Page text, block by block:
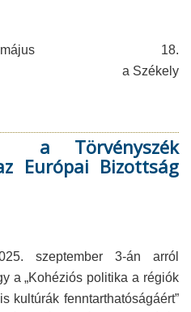
18.
a Törvényszék
Európai Bizottság
szeptember 3-án arról
a „Kohéziós politika a régiók
kultúrák fenntarthatóságáért”